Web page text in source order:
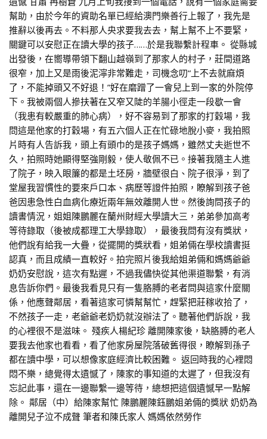
幫助，由於今年的資助名單已經給澳門樂善行上報了，我先是
推辭以後再去。不料那人央求要我去去，幫上幫不上不要緊，
關鍵可以安慰正在讀大學的孩子……於是我聯繫計程車。 從縣城
出發後，在嚮導帶領下翻山越嶺到了那家人的村子，莊間道路
很窄，加上又是雨後泥濘非常難走，司機念叨“上不去就麻煩
了，不能掉頭又不好退！”好在磨蹭了一會兒上到一家的外院停
下。我被兩個人摻扶著在又窄又陡的羊腸小徑走一段歇一會
（我患有較嚴重的肺心病），好不容易到了那家的打穀場，我
問這是他家的打穀場，有五六個人正在忙碌地脫小麥，我拍照
片時有人告訴我，頭上有頭巾的是孩子媽媽，雖然丈夫逝世不
久，拍照時她顯得堅強剛毅，使人敬佩不已。接著我隨主人進
了院子，映入眼簾的都是土坯房，牆壁很白、院子很淨，到了
堂屋我習慣性的要來戶口本、病歷等證件拍照，瞭解到孩子爸
爸因患急性白血病化療近兩年無效離開人世。然後詢問孩子的
讀書情況，姐姐陳鵬麗在蘭州財經大學讀大三，弟弟參加高考
等待錄取（後被成都理工大學錄取），最後我問有沒有獎狀，
他們說有給我一大疊，從擺開的獎狀看，姐弟倆在學校讀書挺
認真，而且成績一直較好。拍完照片後我給姐弟倆和媽媽爺爺
奶奶安慰說，這次有點遲，不過我儘快從其他渠道聯繫，有消
息告訴你們。最後我看見只有一隻胳膊的老者問與這家什麼關
係，他應聲鄰居，看著這家可憐幫幫忙，趕緊把莊稼收拾了，
不然孩子一走，老爺爺老奶奶就沒辦法了。聽著他們訴說，我
的心裡很不是滋味。 殘疾人楊紀珍 離開陳家後，缺胳膊的老人
要我去他家也看看，看了他家房屋院落破舊得很，瞭解到孫子
都在讀中學，可以想像家庭經濟比較困難。 返回時我的心裡悶
悶不樂，總覺得太遺憾了，陳家的事知道的太遲了，但我沒有
忘記此事，還在一邊聯繫一邊等待，總想把這個遺憾早一點解
除。 鄰居（中）給陳家幫忙 陳鵬麗陳鈺鵬姐弟倆的獎狀 奶奶為
離開兒子泣不成聲 筆者和陳氏家人 媽媽依然勞作